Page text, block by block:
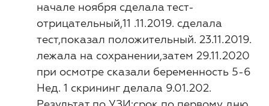
начале ноября сделала тест-
отрицательный,11 .11.2019. сделала
тест,показал положительный. 23.11.2019.
лежала на сохранении,затем 29.11.2020
при осмотре сказали беременность 5-6
Нед. 1 скрининг делала 9.01.202.